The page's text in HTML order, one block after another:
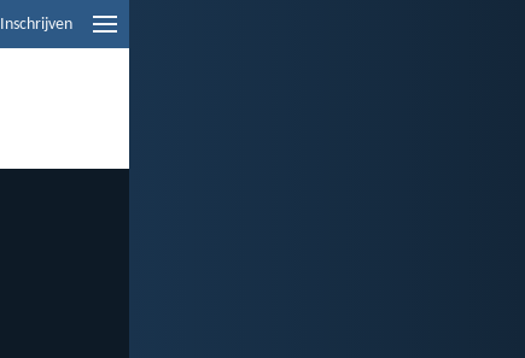
Inschrijven